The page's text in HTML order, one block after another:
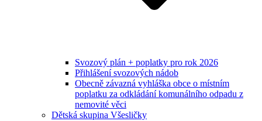
Svozový plán + poplatky pro rok 2026
Přihlášení svozových nádob
Obecně závazná vyhláška obce o místním
poplatku za odkládání komunálního odpadu z
nemovité věci
Dětská skupina Všesličky